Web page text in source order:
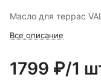
Масло для террас
Все описание
1799 ₽/1